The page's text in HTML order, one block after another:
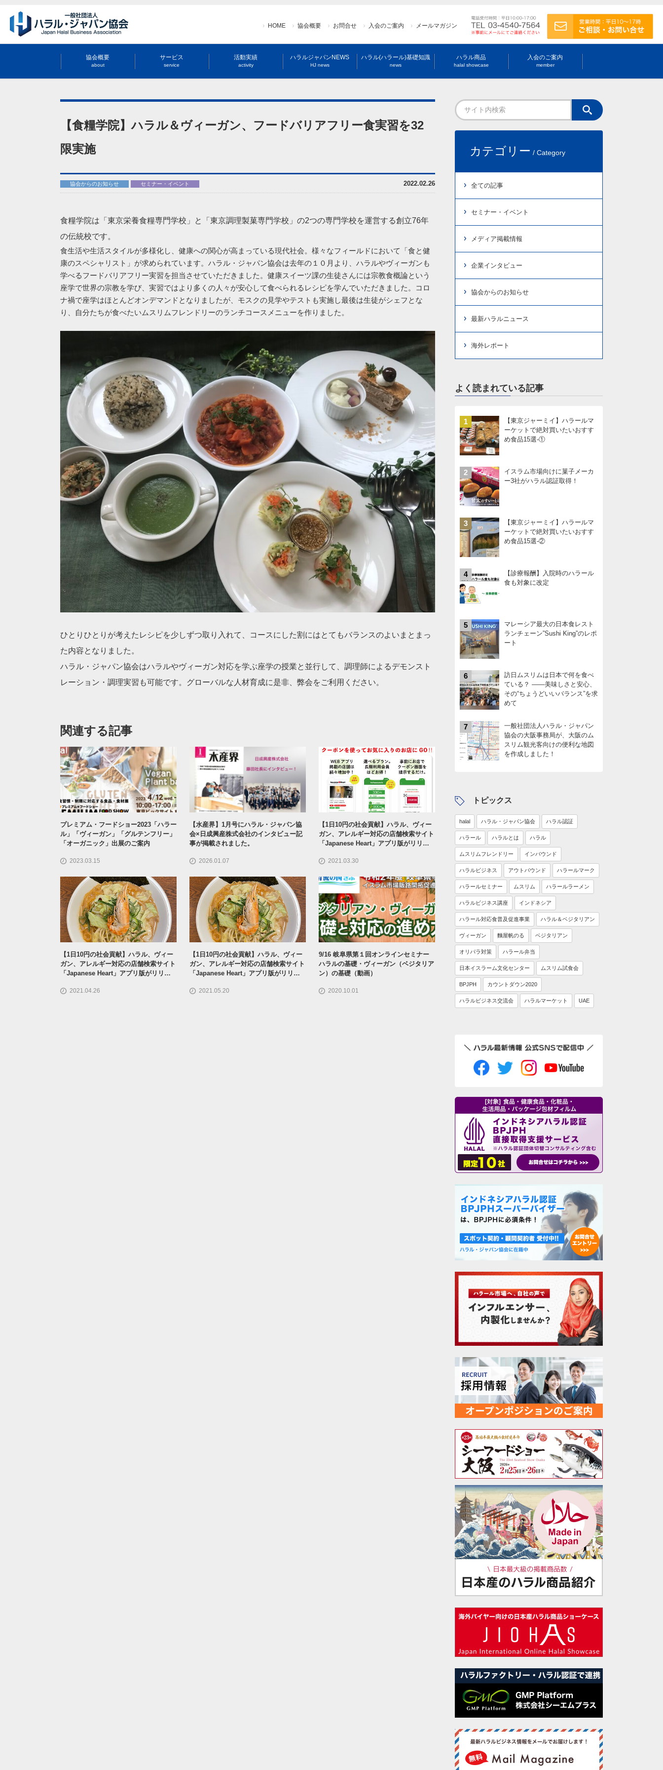
HOME 協会概要 お問合せ 入会のご案内 メールマガジン
協会概要
about
サービス
service
活動実績
activity
ハラルジャパンNEWS
HJ news
ハラル(ハラール)基礎知識
news
ハラル商品
halal showcase
入会のご案内
member
【食糧学院】ハラル＆ヴィーガン、フードバリアフリー食実習を32
限実施
2022.02.26
協会からのお知らせ セミナー・イベント
食糧学院は「東京栄養食糧専門学校」と「東京調理製菓専門学校」の2つの専門学校を運営する創立76年
の伝統校です。
食生活や生活スタイルが多様化し、健康への関心が高まっている現代社会。様々なフィールドにおいて「食と健
康のスペシャリスト」が求められています。ハラル・ジャパン協会は去年の１０月より、ハラルやヴィーガンも
学べるフードバリアフリー実習を担当させていただきました。健康スイーツ課の生徒さんには宗教食概論という
座学で世界の宗教を学び、実習ではより多くの人々が安心して食べられるレシピを学んでいただきました。コロ
ナ禍で座学はほとんどオンデマンドとなりましたが、モスクの見学やテストも実施し最後は生徒がシェフとな
り、自分たちが食べたいムスリムフレンドリーのランチコースメニューを作りました。
ひとりひとりが考えたレシピを少しずつ取り入れて、コースにした割にはとてもバランスのよいまとまっ
た内容となりました。
ハラル・ジャパン協会はハラルやヴィーガン対応を学ぶ座学の授業と並行して、調理師によるデモンスト
レーション・調理実習も可能です。グローバルな人材育成に是非、弊会をご利用ください。
関連する記事
プレミアム・フードショー2023「ハラー
ル」「ヴィーガン」「グルテンフリー」
「オーガニック」出展のご案内
2023.03.15
【水産界】1月号にハラル・ジャパン協
会×日成興産株式会社のインタビュー記
事が掲載されました。
2026.01.07
【1日10円の社会貢献】ハラル、ヴィー
ガン、アレルギー対応の店舗検索サイト
「Japanese Heart」アプリ版がリリー
2021.03.30
【1日10円の社会貢献】ハラル、ヴィー
ガン、アレルギー対応の店舗検索サイト
「Japanese Heart」アプリ版がリリー
2021.04.26
【1日10円の社会貢献】ハラル、ヴィー
ガン、アレルギー対応の店舗検索サイト
「Japanese Heart」アプリ版がリリー
2021.05.20
9/16 岐阜県第１回オンラインセミナー
ハラルの基礎・ヴィーガン（ベジタリア
ン）の基礎（動画）
2020.10.01
カテゴリー / Category
全ての記事
セミナー・イベント
メディア掲載情報
企業インタビュー
協会からのお知らせ
最新ハラルニュース
海外レポート
よく読まれている記事
1
【東京ジャーミイ】ハラールマ
ーケットで絶対買いたいおすす
め食品15選-①
2
イスラム市場向けに菓子メーカ
ー3社がハラル認証取得！
3
【東京ジャーミイ】ハラールマ
ーケットで絶対買いたいおすす
め食品15選-②
4
【診療報酬】入院時のハラール
食も対象に改定
5
マレーシア最大の日本食レスト
ランチェーン”Sushi King”のレポ
ート
6
訪日ムスリムは日本で何を食べ
ている？ ――美味しさと安心、
その“ちょうどいいバランス”を求
めて
7
一般社団法人ハラル・ジャパン
協会の大阪事務局が、大阪のム
スリム観光客向けの便利な地図
を作成しました！
トピックス
halal ハラル・ジャパン協会 ハラル認証
ハラール ハラルとは ハラル
ムスリムフレンドリー インバウンド
ハラルビジネス アウトバウンド ハラールマーク
ハラールセミナー ムスリム ハラールラーメン
ハラルビジネス講座 インドネシア
ハラール対応食普及促進事業 ハラル＆ベジタリアン
ヴィーガン 麵屋帆のる ベジタリアン
オリパラ対策 ハラール弁当
日本イスラーム文化センター ムスリム試食会
BPJPH カウントダウン2020
ハラルビジネス交流会 ハラルマーケット UAE